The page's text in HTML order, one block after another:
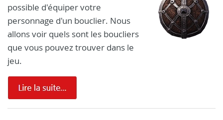
possible d'équiper votre
personnage d'un bouclier. Nous
allons voir quels sont les boucliers
que vous pouvez trouver dans le
jeu.